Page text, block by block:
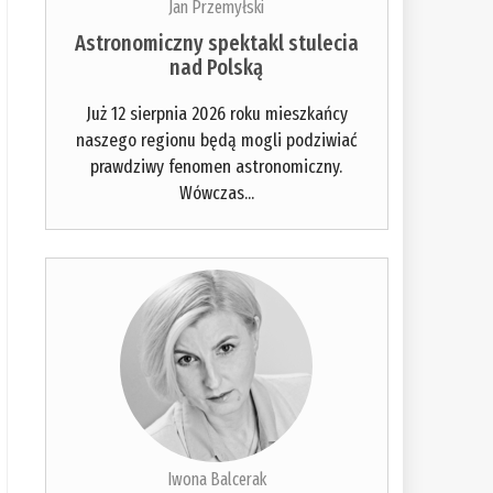
Jan Przemyłski
Astronomiczny spektakl stulecia
nad Polską
Już 12 sierpnia 2026 roku mieszkańcy
naszego regionu będą mogli podziwiać
prawdziwy fenomen astronomiczny.
Wówczas...
Iwona Balcerak